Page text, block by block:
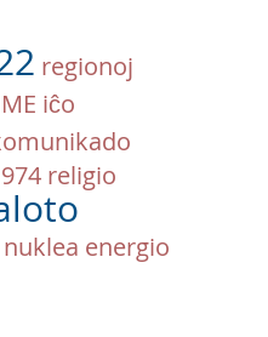
regionoj
iĉo
religio
nuklea energio